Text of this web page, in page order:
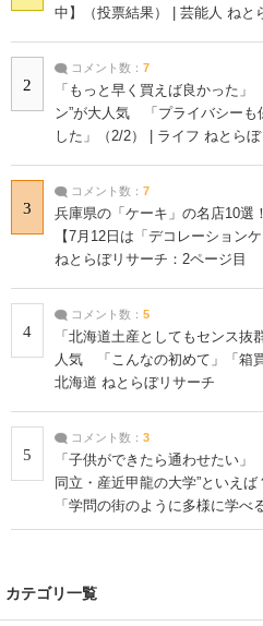
中】（投票結果） | 芸能人 ねと
2
コメント数： 7
「もっと早く買えば良かった
ン”が大人気 「プライバシーも
した」（2/2） | ライフ ねとら
3
コメント数： 7
兵庫県の「ケーキ」の名店10
【7月12日は「デコレーション
ねとらぼリサーチ：2ページ目
4
コメント数： 5
「北海道土産としてもセンス抜
人気 「こんなの初めて」「箱
北海道 ねとらぼリサーチ
5
コメント数： 3
「子供ができたら通わせたい
同立・産近甲龍の大学”といえ
「学問の街のように多様に学
| 大学 ねとらぼリサーチ
カテゴリ一覧